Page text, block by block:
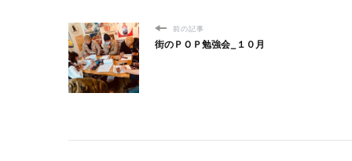
前の記事
街のＰＯＰ勉強会_１０月